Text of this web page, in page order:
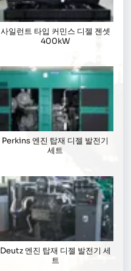
사일런트 타입 커민스 디젤 젠셋
400kW
Perkins 엔진 탑재 디젤 발전기
세트
Deutz 엔진 탑재 디젤 발전기 세
트